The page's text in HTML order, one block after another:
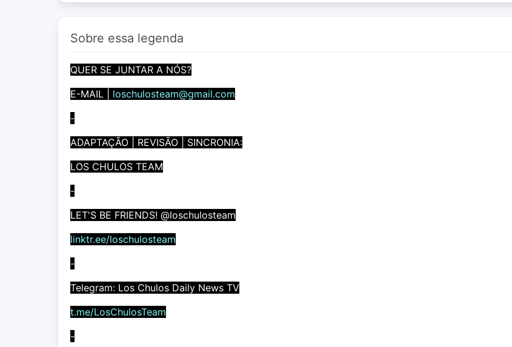
Sobre essa legenda
QUER SE JUNTAR A NÓS?
E-MAIL |
loschulosteam@gmail.com
-
ADAPTAÇÃO | REVISÃO | SINCRONIA:
LOS CHULOS TEAM
-
LET'S BE FRIENDS! @loschulosteam
linktr.ee/loschulosteam
-
Telegram: Los Chulos Daily News TV
t.me/LosChulosTeam
-